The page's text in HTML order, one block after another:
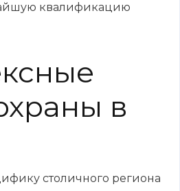
квалификацию
в
столичного региона